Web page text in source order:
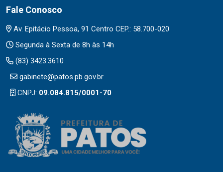
Fale Conosco
Av. Epitácio Pessoa, 91 Centro CEP.: 58.700-020
Segunda à Sexta de 8h às 14h
(83) 3423.3610
gabinete@patos.pb.gov.br
CNPJ: 09.084.815/0001-70